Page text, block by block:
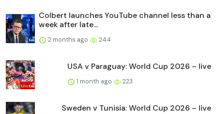
Colbert launches YouTube channel less than a
week after late...
2 months ago 244
USA v Paraguay: World Cup 2026 – live
1 month ago 223
Sweden v Tunisia: World Cup 2026 – live